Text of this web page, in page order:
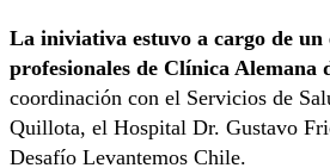
La iniviativa estuvo a cargo de un
profesionales de Clínica Alemana
coordinación con el Servicios de
Quillota, el Hospital Dr. Gustavo
Desafío Levantemos Chile.